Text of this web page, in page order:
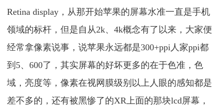
Retina display，从那开始苹果的屏幕水准一直是手机
领域的标杆，但是自从2k、4k概念有了以来，大家便
经常拿像素说事，说苹果永远都是300+ppi人家ppi都
到5、600了，其实屏幕的好坏更多的在于色准，色
域，亮度等，像素在视网膜级别以上人眼的感知都是
差不多的，还有被黑惨了的XR上面的那块lcd屏幕，